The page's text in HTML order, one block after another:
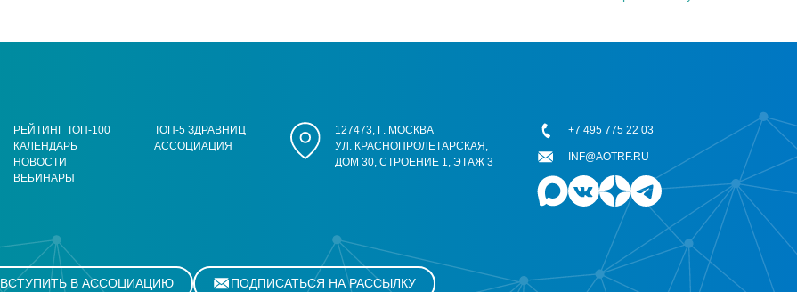
РЕЙТИНГ ТОП-100
КАЛЕНДАРЬ
НОВОСТИ
ВЕБИНАРЫ
ТОП-5 ЗДРАВНИЦ
АССОЦИАЦИЯ
127473, Г. МОСКВА
УЛ. КРАСНОПРОЛЕТАРСКАЯ,
ДОМ 30, СТРОЕНИЕ 1, ЭТАЖ 3
+7 495 775 22 03
INF@AOTRF.RU
ВСТУПИТЬ В АССОЦИАЦИЮ ПОДПИСАТЬСЯ НА РАССЫЛКУ